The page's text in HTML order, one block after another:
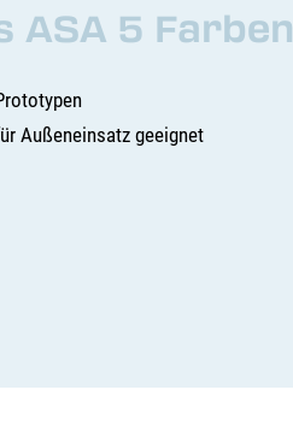
ASA 5 Farben
Außeneinsatz geeignet